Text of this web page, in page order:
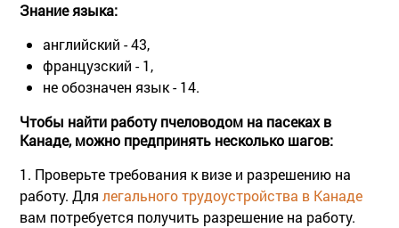
Знание языка:
английский - 43,
французский - 1,
не обозначен язык - 14.
Чтобы найти работу пчеловодом на пасеках в
Канаде, можно предпринять несколько шагов:
1. Проверьте требования к визе и разрешению на
работу. Для легального трудоустройства в Канаде
вам потребуется получить разрешение на работу.